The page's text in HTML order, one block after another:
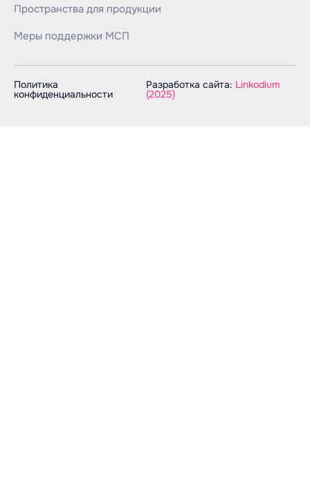
Пространства для продукции
Меры поддержки МСП
Политика
конфиденциальности
Разработка сайта: Linkodium
(2025)